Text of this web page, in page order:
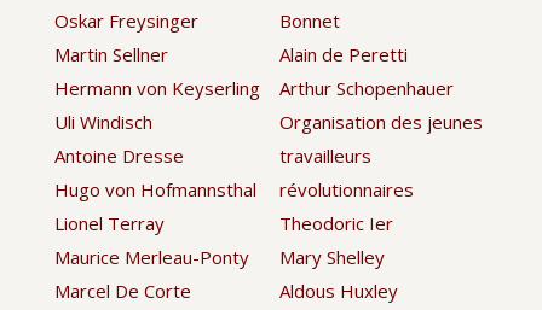
Oskar Freysinger
Martin Sellner
Hermann von Keyserling
Uli Windisch
Antoine Dresse
Hugo von Hofmannsthal
Lionel Terray
Maurice Merleau-Ponty
Marcel De Corte
Bonnet
Alain de Peretti
Arthur Schopenhauer
Organisation des jeunes
travailleurs
révolutionnaires
Theodoric Ier
Mary Shelley
Aldous Huxley